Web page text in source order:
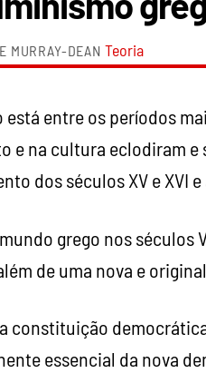
MURRAY-DEAN Teoria
entre os períodos
e na cultura eclodiram
dos séculos XV e XVI
grego nos séculos
de uma nova e
constituição
essencial da nova